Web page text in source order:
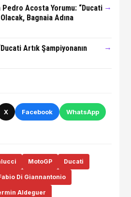
Pedro Acosta Yorumu: “Ducati
Bagnaia Adına
→
Artık Şampiyonanın
→
X Facebook WhatsApp
MotoGP Ducati
Di Giannantonio
Aldeguer